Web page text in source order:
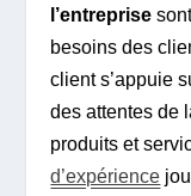
l’entreprise
besoins des
client s’appuie
des attentes de
produits et
d’expérience